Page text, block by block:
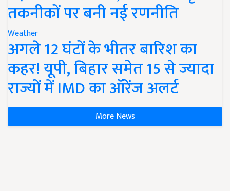
तकनीकों पर बनी नई रणनीति
Weather
अगले 12 घंटों के भीतर बारिश का
कहर! यूपी, बिहार समेत 15 से ज्यादा
राज्यों में IMD का ऑरेंज अलर्ट
More News